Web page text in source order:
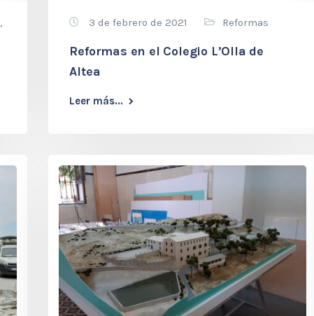
,
3 de febrero de 2021 Reformas
Reformas en el Colegio L’Olla de
Altea
Leer más...